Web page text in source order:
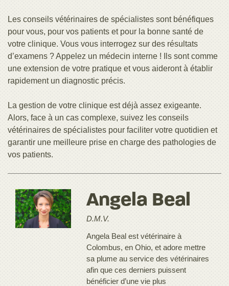
Les conseils vétérinaires de spécialistes sont bénéfiques
pour vous, pour vos patients et pour la bonne santé de
votre clinique. Vous vous interrogez sur des résultats
d’examens ? Appelez un médecin interne ! Ils sont comme
une extension de votre pratique et vous aideront à établir
rapidement un diagnostic précis.
La gestion de votre clinique est déjà assez exigeante.
Alors, face à un cas complexe, suivez les conseils
vétérinaires de spécialistes pour faciliter votre quotidien et
garantir une meilleure prise en charge des pathologies de
vos patients.
Angela Beal
D.M.V.
Angela Beal est vétérinaire à
Colombus, en Ohio, et adore mettre
sa plume au service des vétérinaires
afin que ces derniers puissent
bénéficier d’une vie plus